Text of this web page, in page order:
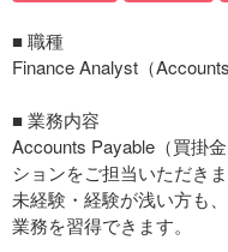
■ 職種
Finance Analyst（
■ 業務内容
Accounts Payable（買掛
ションをご担当いただきま
未経験・経験が浅い方も
業務を習得できます。